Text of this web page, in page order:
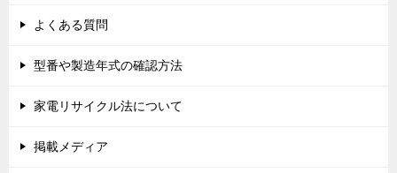
よくある質問
型番や製造年式の確認方法
家電リサイクル法について
掲載メディア